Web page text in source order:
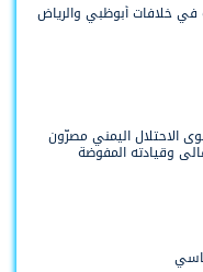
خلافات أبوظبي والرياض
الاحتلال اليمني مصرّون
وقيادته المفوضة